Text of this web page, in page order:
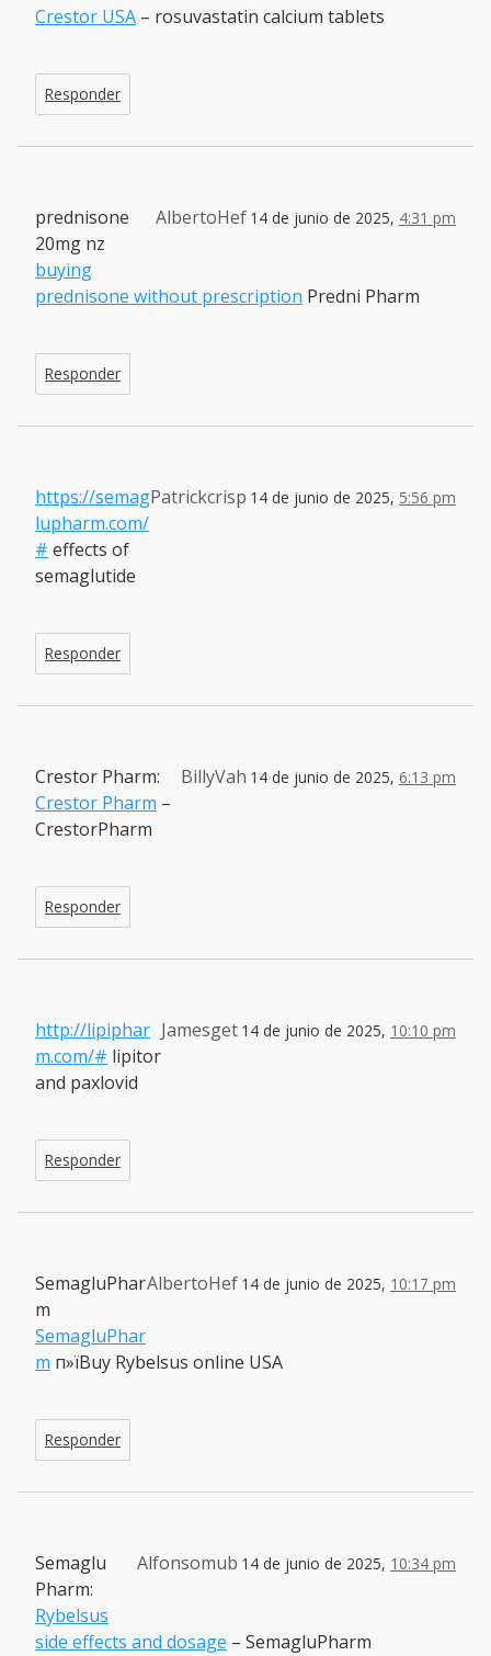
Crestor USA – rosuvastatin calcium tablets
Responder
AlbertoHef 14 de junio de 2025, 4:31 pm
prednisone
20mg nz
buying
prednisone without prescription Predni Pharm
Responder
Patrickcrisp 14 de junio de 2025, 5:56 pm
https://semag
lupharm.com/
# effects of
semaglutide
Responder
BillyVah 14 de junio de 2025, 6:13 pm
Crestor Pharm:
Crestor Pharm –
CrestorPharm
Responder
Jamesget 14 de junio de 2025, 10:10 pm
http://lipiphar
m.com/# lipitor
and paxlovid
Responder
AlbertoHef 14 de junio de 2025, 10:17 pm
SemagluPhar
m
SemagluPhar
m п»їBuy Rybelsus online USA
Responder
Alfonsomub 14 de junio de 2025, 10:34 pm
Semaglu
Pharm:
Rybelsus
side effects and dosage – SemagluPharm